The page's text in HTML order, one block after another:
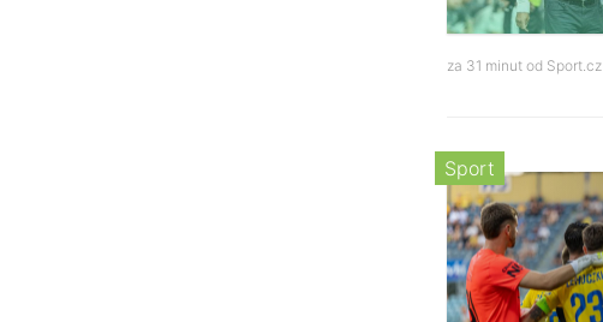
za 31 minut od Sport.cz
Sport